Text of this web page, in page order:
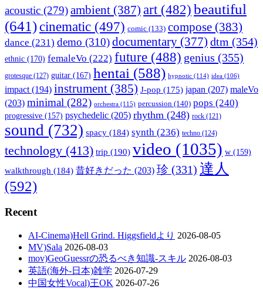
acoustic (279)ambient (387) art(482) beautiful
(641)cinematic (497) comic (133) compose (383)
dance (231) demo (310)documentary (377) dtm (354)
ethnic (170) femaleVo (222) future (488) genius (355)
grotesque (127) guitar (167) hentai (588) hypnotic (114) idea (106)
impact (194) instrument (385) J-pop (175) japan (207) maleVo
(203) minimal (282) orchestra (115) percussion (140) pops (240)
progressive (157) psychedelic (205) rhythm (248) rock (121)
sound (732) spacy (184) synth (236) techno (124)
technology (413) trip (190) video (1035) w (159)
walkthrough (184) 昔好きだった (203) 珍 (331) 達人
(592)
Recent
AI-Cinema)Hell Grind. Higgsfieldより 2026-08-05
MV)Sala 2026-08-03
mov)GeoGuessrの恐るべき知識-スキル 2026-08-03
英語(海外-日本)雑学 2026-07-29
中国女性Vocal)王OK 2026-07-26